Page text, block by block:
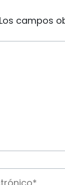
Los campos